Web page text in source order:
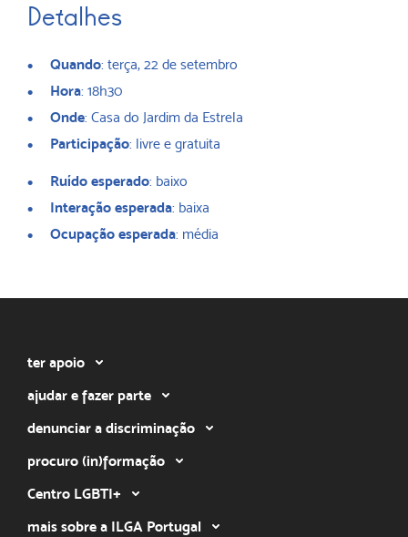
Detalhes
Quando: terça, 22 de setembro
Hora: 18h30
Onde: Casa do Jardim da Estrela
Participação: livre e gratuita
Ruído esperado: baixo
Interação esperada: baixa
Ocupação esperada: média
ter apoio
ajudar e fazer parte
denunciar a discriminação
procuro (in)formação
Centro LGBTI+
mais sobre a ILGA Portugal